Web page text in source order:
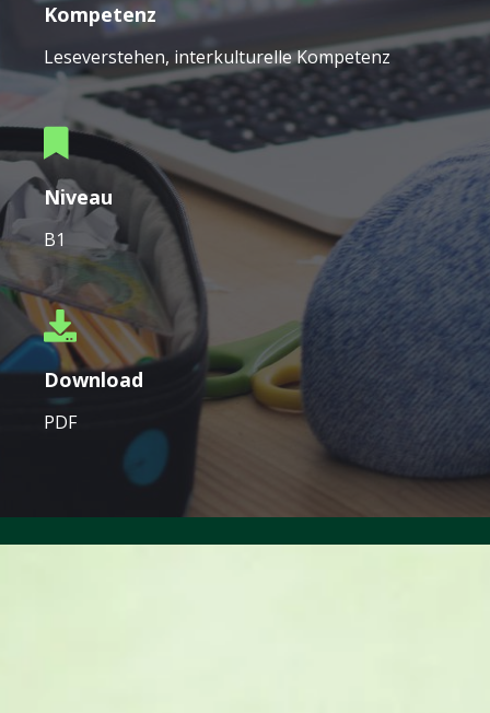
Kompetenz
Leseverstehen, interkulturelle Kompetenz
Niveau
B1
Download
PDF